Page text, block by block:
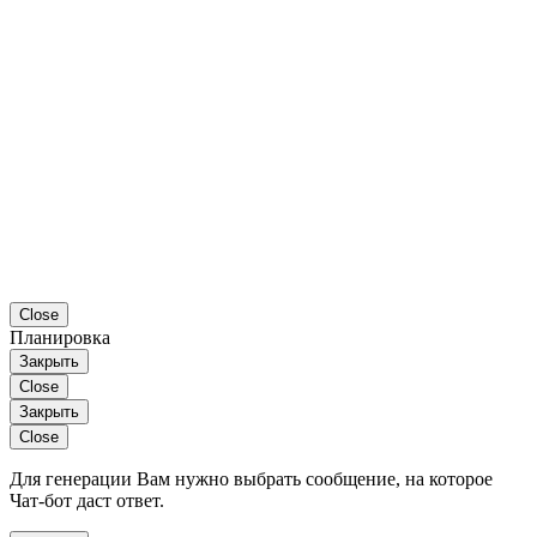
Close
Планировка
Закрыть
Close
Закрыть
Close
Для генерации Вам нужно выбрать сообщение, на которое
Чат-бот даст ответ.